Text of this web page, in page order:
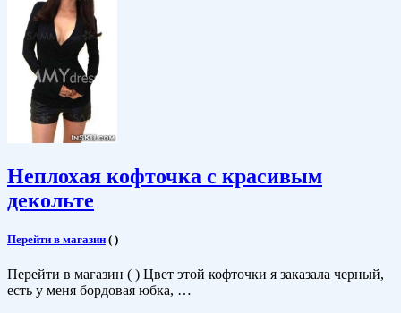
Неплохая кофточка с красивым
декольте
Перейти в магазин ( )
Перейти в магазин ( ) Цвет этой кофточки я заказала черный,
есть у меня бордовая юбка, …